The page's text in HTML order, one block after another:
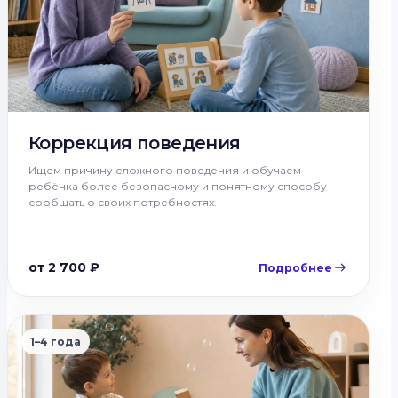
Коррекция поведения
Ищем причину сложного поведения и обучаем
ребёнка более безопасному и понятному способу
сообщать о своих потребностях.
от 2 700 ₽ Подробнее
1–4 года